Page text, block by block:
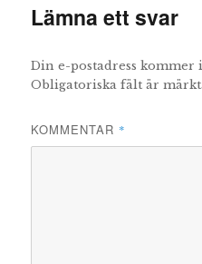
Lämna ett svar
Din e-postadress kommer
Obligatoriska fält är
KOMMENTAR *